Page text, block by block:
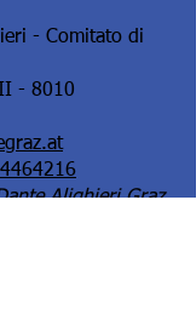
- Comitato di
- 8010
Alighieri Graz